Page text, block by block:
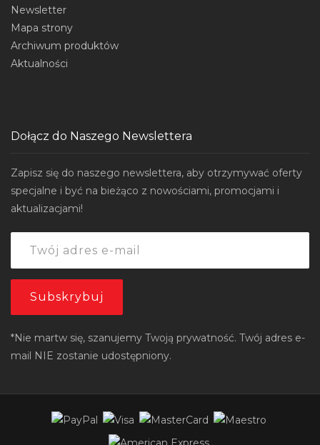
Newsletter
Mapa strony
Archiwum produktów
Aktualności
Dołącz do Naszego Newslettera
Zapisz się do naszego newslettera, aby otrzymywać oferty
specjalne i być na bieżąco z nowościami, promocjami i
aktualizacjami!
*Nie martw się, szanujemy Twoją prywatność. Twój adres e-
mail NIE zostanie udostępniony.